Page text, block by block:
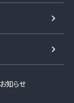
お知らせ